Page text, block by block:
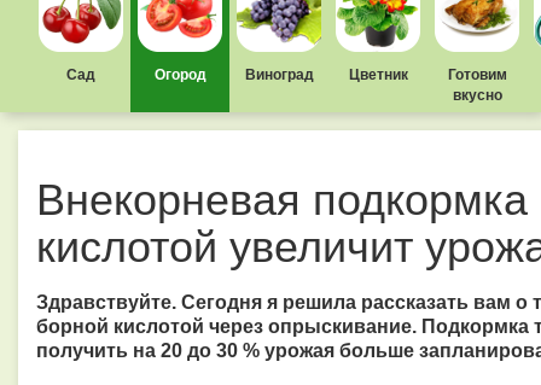
Сад Огород Виноград Цветник
Готовим
вкусно
Внекорневая
кислотой увеличит
Здравствуйте. Сегодня я решила рассказать вам
борной кислотой через опрыскивание.
получить на 20 до 30 % урожая больше